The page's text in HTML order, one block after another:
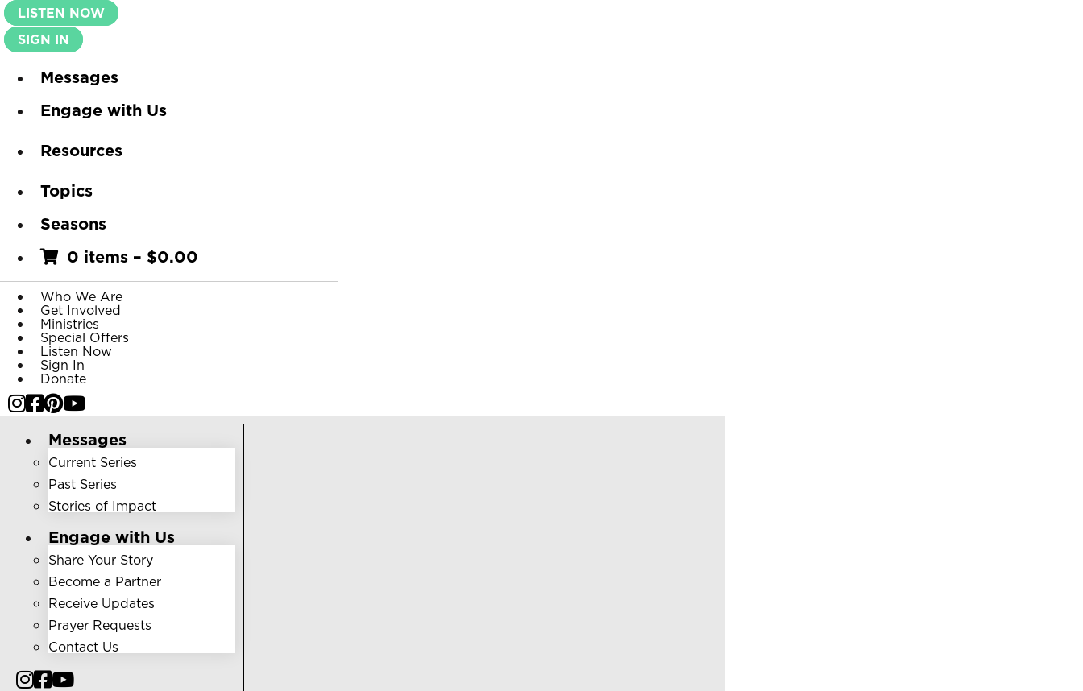
LISTEN NOW
SIGN IN
Messages
Engage with Us
Resources
Topics
Seasons
0 items – $0.00
Who We Are
Get Involved
Ministries
Special Offers
Listen Now
Sign In
Donate
Messages
Current Series
Past Series
Stories of Impact
Engage with Us
Share Your Story
Become a Partner
Receive Updates
Prayer Requests
Contact Us